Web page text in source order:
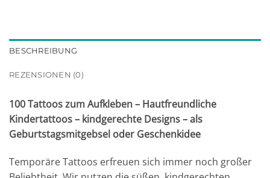
BESCHREIBUNG
REZENSIONEN (0)
100 Tattoos zum Aufkleben – Hautfreundliche
Kindertattoos – kindgerechte Designs – als
Geburtstagsmitgebsel oder Geschenkidee
Temporäre Tattoos erfreuen sich immer noch großer